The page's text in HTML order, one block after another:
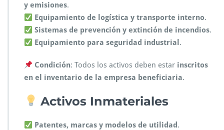
y emisiones.
Equipamiento de logística y transporte interno.
Sistemas de prevención y extinción de incendios.
Equipamiento para seguridad industrial .
Condición: Todos los activos deben estar inscritos
en el inventario de la empresa beneficiaria.
Activos Inmateriales
Patentes, marcas y modelos de utilidad .